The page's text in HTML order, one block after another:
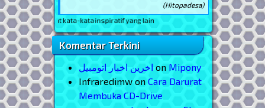
(Hitopadesa)
kata-kata inspiratif yang lain
Komentar Terkini
اخرین اخبار اتومبیل on Mipony
Infraredimwon Cara Darurat
Membuka CD-Drive